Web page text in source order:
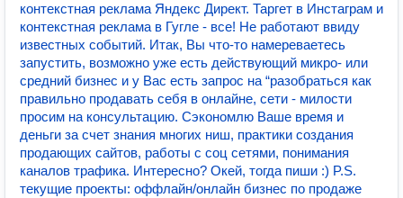
контекстная реклама Яндекс Директ. Таргет в Инстаграм и
контекстная реклама в Гугле - все! Не работают ввиду
известных событий. Итак, Вы что-то намереваетесь
запустить, возможно уже есть действующий микро- или
средний бизнес и у Вас есть запрос на “разобраться как
правильно продавать себя в онлайне, сети - милости
просим на консультацию. Сэкономлю Ваше время и
деньги за счет знания многих ниш, практики создания
продающих сайтов, работы с соц сетями, понимания
каналов трафика. Интересно? Окей, тогда пиши :) P.S.
текущие проекты: оффлайн/онлайн бизнес по продаже